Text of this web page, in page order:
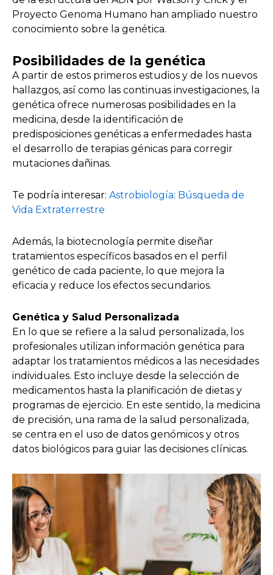
Proyecto Genoma Humano han ampliado nuestro
conocimiento sobre la genética.
Posibilidades de la genética
A partir de estos primeros estudios y de los nuevos
hallazgos, así como las continuas investigaciones, la
genética ofrece numerosas posibilidades en la
medicina, desde la identificación de
predisposiciones genéticas a enfermedades hasta
el desarrollo de terapias génicas para corregir
mutaciones dañinas.
Te podría interesar: Astrobiología: Búsqueda de
Vida Extraterrestre
Además, la biotecnología permite diseñar
tratamientos específicos basados en el perfil
genético de cada paciente, lo que mejora la
eficacia y reduce los efectos secundarios.
Genética y Salud Personalizada
En lo que se refiere a la salud personalizada, los
profesionales utilizan información genética para
adaptar los tratamientos médicos a las necesidades
individuales. Esto incluye desde la selección de
medicamentos hasta la planificación de dietas y
programas de ejercicio. En este sentido, la medicina
de precisión, una rama de la salud personalizada,
se centra en el uso de datos genómicos y otros
datos biológicos para guiar las decisiones clínicas.